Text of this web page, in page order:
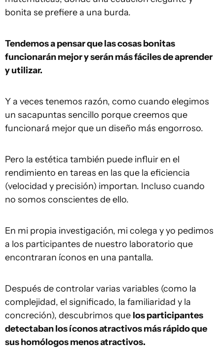
bonita se prefiere a una burda.
Tendemos a pensar que las cosas bonitas
funcionarán mejor y serán más fáciles de aprender
y utilizar.
Y a veces tenemos razón, como cuando elegimos
un sacapuntas sencillo porque creemos que
funcionará mejor que un diseño más engorroso.
Pero la estética también puede influir en el
rendimiento en tareas en las que la eficiencia
(velocidad y precisión) importan. Incluso cuando
no somos conscientes de ello.
En mi propia investigación, mi colega y yo pedimos
a los participantes de nuestro laboratorio que
encontraran íconos en una pantalla.
Después de controlar varias variables (como la
complejidad, el significado, la familiaridad y la
concreción), descubrimos que los participantes
detectaban los íconos atractivos más rápido que
sus homólogos menos atractivos.